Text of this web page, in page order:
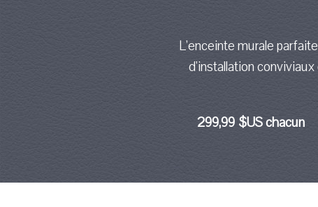
L'enceinte murale
d'installation
299,99 $US chacun